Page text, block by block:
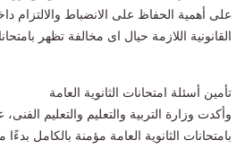
على أهمية الحفاظ على الانضباط والالتزام
القانونية اللازمة حيال اى مخالفة تظهر
تأمين أسئلة امتحانات الثانوية العامة
وأكدت وزارة التربية والتعليم والتعليم
بامتحانات الثانوية العامة مؤمنة بالكامل